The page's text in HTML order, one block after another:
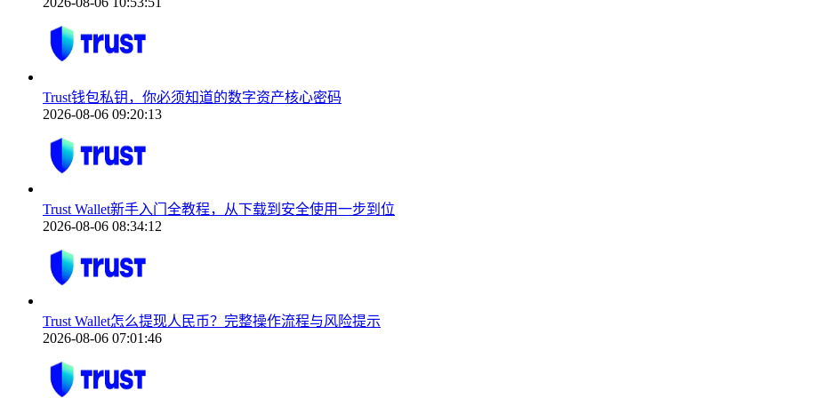
Trust钱包私钥，你必须知道的数字资产核心密码
2026-08-06 09:20:13
Trust Wallet新手入门全教程，从下载到安全使用一步到位
2026-08-06 08:34:12
Trust Wallet怎么提现人民币？完整操作流程与风险提示
2026-08-06 07:01:46